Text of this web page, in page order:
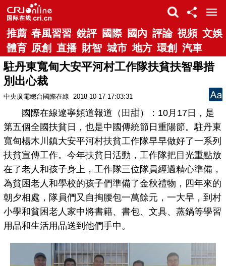
推薦 春風習習 銳評 國際 國內 評論 視頻 文娛
體育 原創 直播 財智 城市 地方 環創 汽車
駐丹東寬甸大安平河村工作隊扶貧扶智舉措
別出心裁
中央廣電總台國際在線 2018-10-17 17:03:31
國際在線遼寧頻道報道（田甜）：10月17日，是
第五個全國扶貧日，也是中國傳統節日重陽節。駐丹東
寬甸楊木川鎮大安平河村扶貧工作隊早早做好了一系列
扶貧宣傳工作。今年扶貧日活動，工作隊把目光重點放
在了老人和孩子身上，工作隊三位隊員經過精心準備，
為貧困老人和學校的孩子們準備了金秋禮物，四年來的
朝夕相處，隊員們又自掏腰包一萬餘元，一大早，到村
小學和貧困老人家中將書籍、書包、文具、蒸鍋等學習
用品和生活用品送到他們手中。